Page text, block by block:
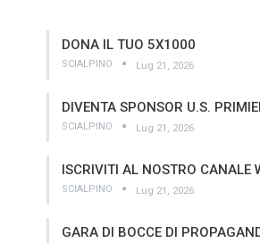
DONA IL TUO 5X1000
SCIALPINO Lug 21, 2026
DIVENTA SPONSOR U.S.
SCIALPINO Lug 21, 2026
ISCRIVITI AL NOSTRO CANALE
SCIALPINO Lug 21, 2026
GARA DI BOCCE DI